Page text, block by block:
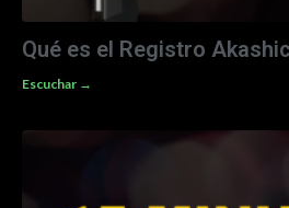
Qué es el Registro
Escuchar →